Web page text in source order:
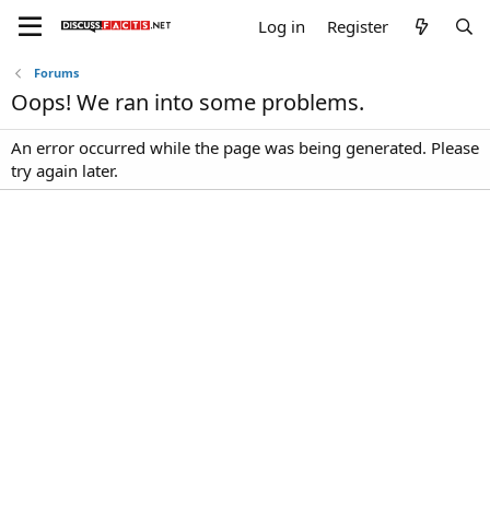
Log in Register
Forums
Oops! We ran into some problems.
An error occurred while the page was being generated. Please
try again later.